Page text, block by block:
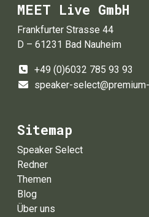
MEET Live GmbH
Frankfurter Strasse 44
D – 61231 Bad Nauheim
+49 (0)6032 785 93 93
speaker-
Sitemap
Speaker Select
Redner
Themen
Blog
Über uns